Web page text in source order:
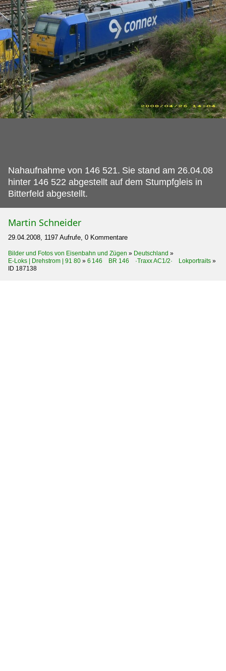
Nahaufnahme von 146 521. Sie stand am 26.04.08
hinter 146 522 abgestellt auf dem Stumpfgleis in
Bitterfeld abgestellt.
Martin Schneider
29.04.2008, 1197 Aufrufe, 0 Kommentare
Bilder und Fotos von Eisenbahn und Zügen » Deutschland »
E-Loks | Drehstrom | 91 80 » 6 146 BR 146 ·Traxx AC1/2· Lokportraits »
ID 187138